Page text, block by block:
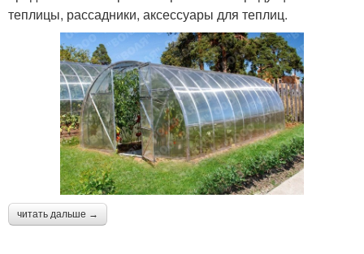
теплицы, рассадники, аксессуары для теплиц.
читать дальше →